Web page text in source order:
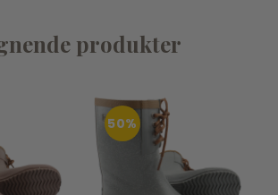
produkter
50%